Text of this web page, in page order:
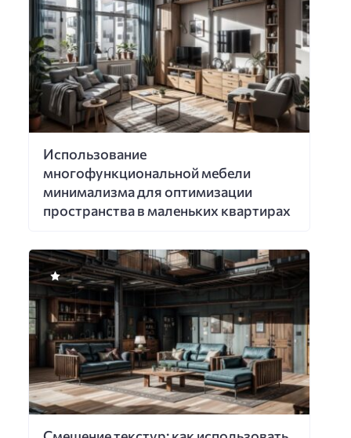
Использование
многофункциональной мебели
минимализма для оптимизации
пространства в маленьких квартирах